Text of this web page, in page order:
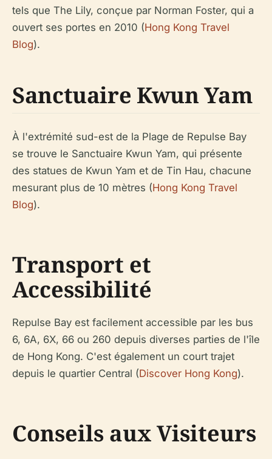
tels que The Lily, conçue par Norman Foster, qui a
ouvert ses portes en 2010 (Hong Kong Travel
Blog).
Sanctuaire Kwun Yam
À l'extrémité sud-est de la Plage de Repulse Bay
se trouve le Sanctuaire Kwun Yam, qui présente
des statues de Kwun Yam et de Tin Hau, chacune
mesurant plus de 10 mètres (Hong Kong Travel
Blog).
Transport et
Accessibilité
Repulse Bay est facilement accessible par les bus
6, 6A, 6X, 66 ou 260 depuis diverses parties de l'île
de Hong Kong. C'est également un court trajet
depuis le quartier Central (Discover Hong Kong).
Conseils aux Visiteurs